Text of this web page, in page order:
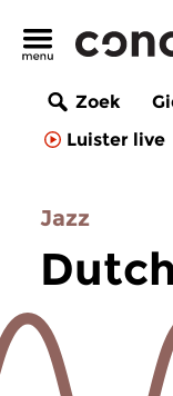
Zoek
Luister live
Jazz